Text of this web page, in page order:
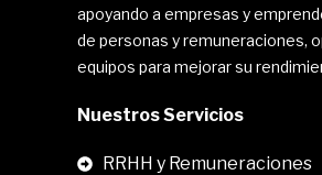
apoyando a empresas y
de personas y remuneraciones,
equipos para mejorar su
Nuestros Servicios
RRHH y Remuneraciones